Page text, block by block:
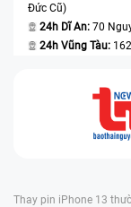
Đức Cũ)
24h Dĩ An: 70
24h Vũng Tàu:
Thay pin iPhone 13